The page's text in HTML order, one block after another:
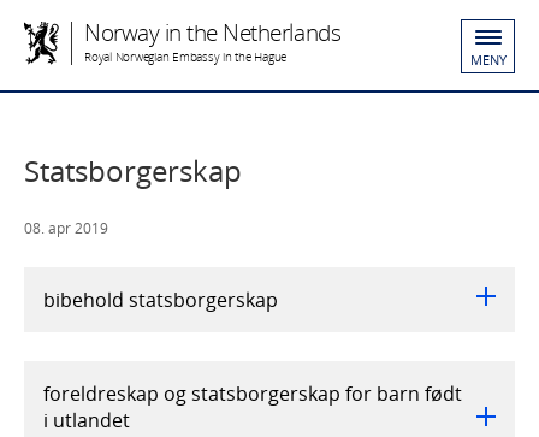
Norway in the Netherlands
Royal Norwegian Embassy in the Hague MENY
Statsborgerskap
08. apr 2019
bibehold statsborgerskap
foreldreskap og statsborgerskap for barn født
i utlandet